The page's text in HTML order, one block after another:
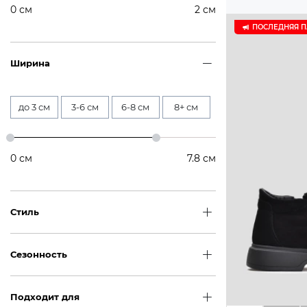
0 см 2 см
Ширина
до 3 см 3-6 см 6-8 см 8+ см
0 см 7.8 см
Стиль
Сезонность
Подходит для
ПОСЛЕДНЯЯ